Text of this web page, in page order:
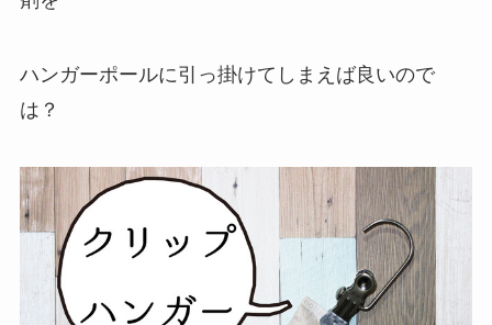
ハンガーポールに引っ掛けてしまえば良いので
は？